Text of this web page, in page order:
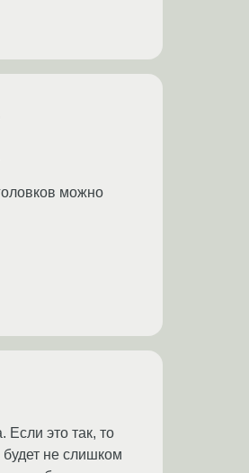
можно
Если это так, то
не слишком